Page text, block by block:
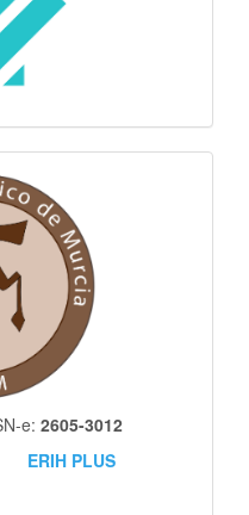
e: 2605-3012
ERIH PLUS